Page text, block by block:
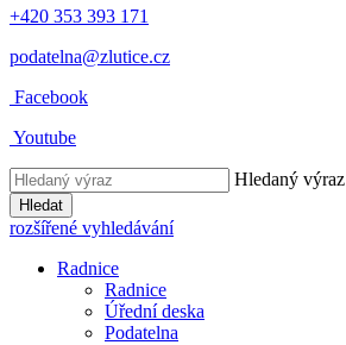
+420 353 393 171
podatelna@zlutice.cz
Facebook
Youtube
Hledaný výraz
Hledat
rozšířené vyhledávání
Radnice
Radnice
Úřední deska
Podatelna